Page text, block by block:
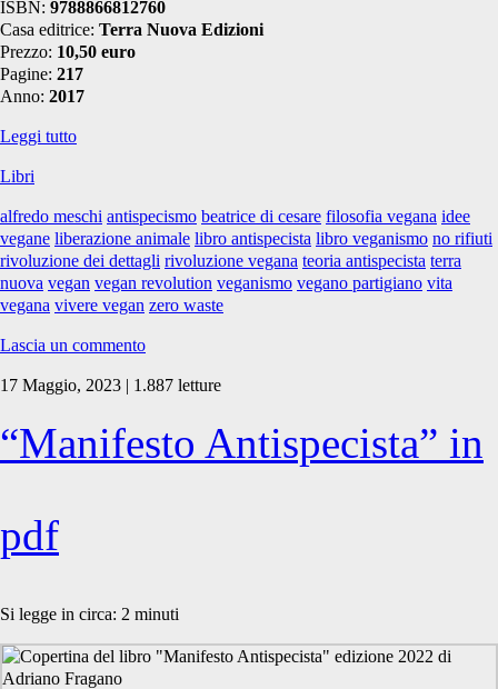
ISBN: 9788866812760
Casa editrice: Terra Nuova Edizioni
Prezzo: 10,50 euro
Pagine: 217
Anno: 2017
Leggi tuttoLibri:
Libri
alfredo meschi antispecismo beatrice di cesare filosofia vegana idee
vegane liberazione animale libro antispecista libro veganismo no rifiuti
rivoluzione dei dettagli rivoluzione vegana teoria antispecista terra
nuova vegan vegan revolution veganismo vegano partigiano vita
vegana vivere vegan zero waste
Lascia un commento
17 Maggio, 2023 | 1.887 letture
“Manifesto Antispecista” in
pdf
Si legge in circa: 2 minuti